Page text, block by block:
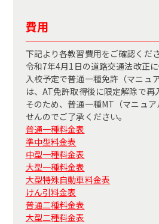
費用
下記より各教習費用をご確認くだ
令和7年4月1日の道路交通法改正
入校予定で普通一種免許（マニュ
は、AT免許取得後に限定解除で再
そのため、普通一種MT（マニュ
せんのでご了承ください。
普通一種料金表
準中型料金表
中型一種料金表
大型一種料金表
大型特殊自動車料金表
けん引料金表
普通二種料金表
大型二種料金表